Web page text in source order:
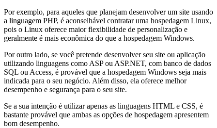
Por exemplo, para aqueles que planejam desenvolver um site usando
a linguagem PHP, é aconselhável contratar uma hospedagem Linux,
pois o Linux oferece maior flexibilidade de personalização e
geralmente é mais econômica do que a hospedagem Windows.
Por outro lado, se você pretende desenvolver seu site ou aplicação
utilizando linguagens como ASP ou ASP.NET, com banco de dados
SQL ou Access, é provável que a hospedagem Windows seja mais
indicada para o seu negócio. Além disso, ela oferece melhor
desempenho e segurança para o seu site.
Se a sua intenção é utilizar apenas as linguagens HTML e CSS, é
bastante provável que ambas as opções de hospedagem apresentem
bom desempenho.